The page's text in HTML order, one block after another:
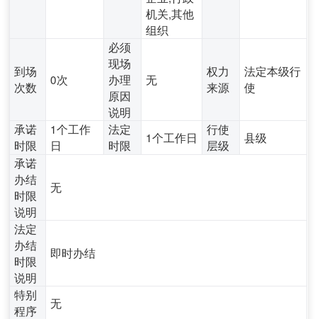
机关,其他
组织
到场
次数
0次
必须
现场
办理
原因
说明
无
权力
来源
法定本级行
使
承诺
时限
1个工作
日
法定
时限
1个工作日
行使
层级
县级
承诺
办结
时限
说明
无
法定
办结
时限
说明
即时办结
特别
程序
无